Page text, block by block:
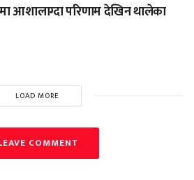
आशालाग्दा परिणाम देखिन थालेका
LOAD MORE
COMMENT